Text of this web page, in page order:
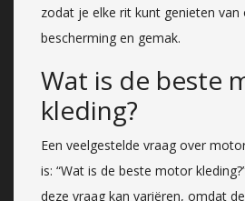
zodat je elke rit kunt genieten van
bescherming en gemak.
Wat is de beste
kleding?
Een veelgestelde vraag over
is: “Wat is de beste motor
deze vraag kan variëren, omdat